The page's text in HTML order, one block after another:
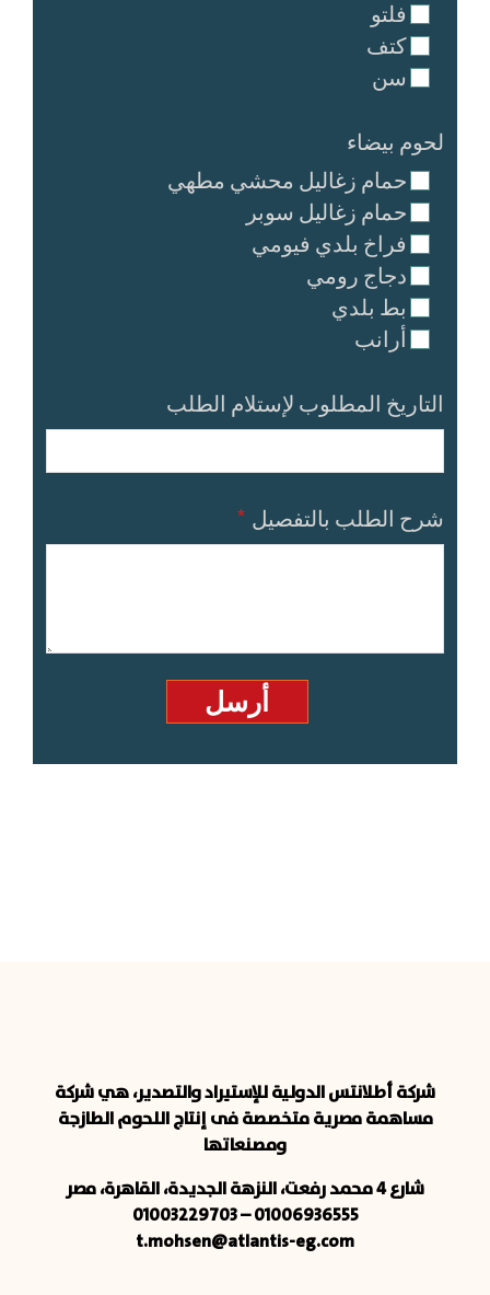
فلتو
كتف
سن
لحوم بيضاء
حمام زغاليل محشي مطهي
حمام زغاليل سوبر
فراخ بلدي فيومي
دجاج رومي
بط بلدي
أرانب
التاريخ المطلوب لإستلام الطلب
شرح الطلب بالتفصيل *
أرسل
شركة أطلانتس الدولية للإستيراد والتصدير، هي شركة
مساهمة مصرية متخصصة فى إنتاج اللحوم الطازجة
ومصنعاتها
شارع 4 محمد رفعت، النزهة الجديدة، القاهرة، مصر
01006936555 – 01003229703
t.mohsen@atlantis-eg.com